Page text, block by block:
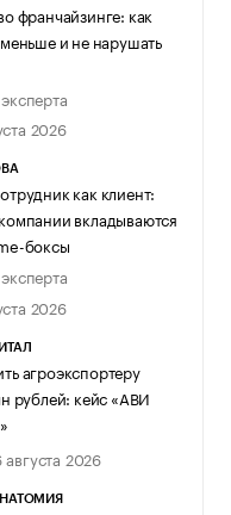
франчайзинге: как
меньше и не нарушать
2026
как клиент:
вкладываются
боксы
2026
агроэкспортеру
рублей: кейс «АВИ
августа 2026